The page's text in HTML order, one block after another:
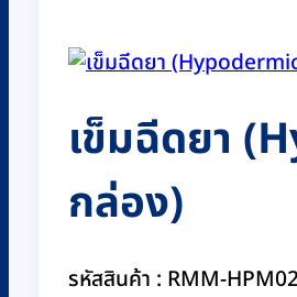
เข็มฉีดยา
กล่อง)
รหัสสินค้า : RMM-